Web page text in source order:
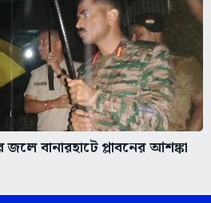
জলে বানারহাটে প্লাবনের আশঙ্কা